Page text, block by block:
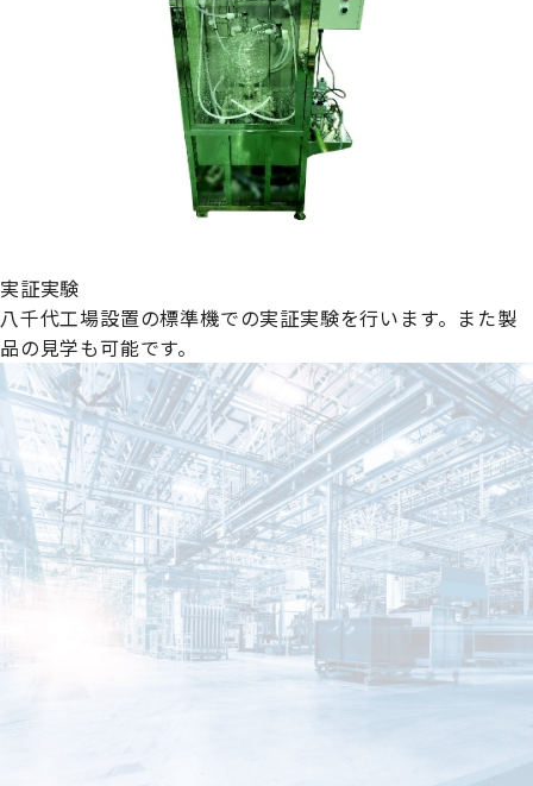
実証実験
八千代工場設置の標準機での実証実験を行います。また製
品の見学も可能です。